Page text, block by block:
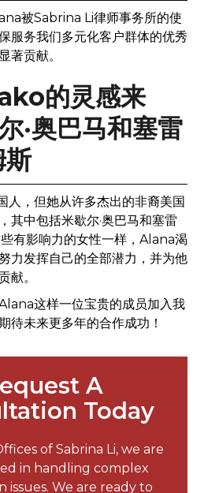
被Sabrina Li律师事务所的使
服务我们多元化客户群体的优秀
著贡献。
的灵感来
·奥巴马和塞雷
斯
人，但她从许多杰出的非裔美国
其中包括米歇尔·奥巴马和塞雷
有影响力的女性一样，Alana渴
力发挥自己的全部潜力，并为他
献。
这样一位宝贵的成员加入我
待未来更多年的合作成功！
A
Today
of Sabrina Li, we are
in handling complex
issues. We are ready to